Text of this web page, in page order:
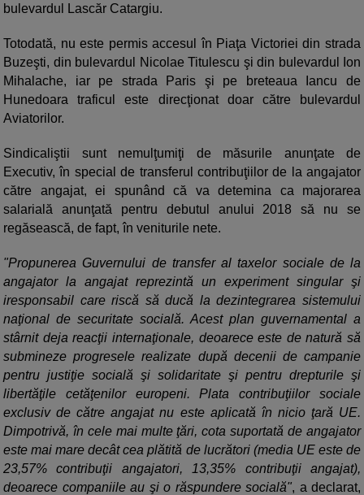
bulevardul Lascăr Catargiu.
Totodată, nu este permis accesul în Piaţa Victoriei din strada
Buzeşti, din bulevardul Nicolae Titulescu şi din bulevardul Ion
Mihalache, iar pe strada Paris şi pe breteaua Iancu de
Hunedoara traficul este direcţionat doar către bulevardul
Aviatorilor.
Sindicaliştii sunt nemulţumiţi de măsurile anunţate de
Executiv, în special de transferul contribuţiilor de la angajator
către angajat, ei spunând că va detemina ca majorarea
salarială anunţată pentru debutul anului 2018 să nu se
regăsească, de fapt, în veniturile nete.
"Propunerea Guvernului de transfer al taxelor sociale de la
angajator la angajat reprezintă un experiment singular şi
iresponsabil care riscă să ducă la dezintegrarea sistemului
naţional de securitate socială. Acest plan guvernamental a
stârnit deja reacţii internaţionale, deoarece este de natură să
submineze progresele realizate după decenii de campanie
pentru justiţie socială şi solidaritate şi pentru drepturile şi
libertăţile cetăţenilor europeni. Plata contribuţiilor sociale
exclusiv de către angajat nu este aplicată în nicio ţară UE.
Dimpotrivă, în cele mai multe ţări, cota suportată de angajator
este mai mare decât cea plătită de lucrători (media UE este de
23,57% contribuţii angajatori, 13,35% contribuţii angajat),
deoarece companiile au şi o răspundere socială", a declarat,